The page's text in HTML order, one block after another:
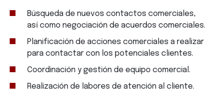
Búsqueda de nuevos contactos comerciales,
así como negociación de acuerdos comerciales.
Planificación de acciones comerciales a realizar
para contactar con los potenciales clientes.
Coordinación y gestión de equipo comercial.
Realización de labores de atención al cliente.